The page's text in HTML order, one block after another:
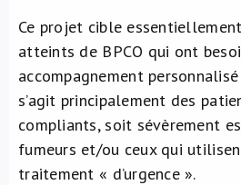
Ce projet cible
atteints de BPCO qui ont
accompagnement
s’agit principalement des
compliants, soit sévèrement
fumeurs et/ou ceux qui
traitement « d’urgence ».